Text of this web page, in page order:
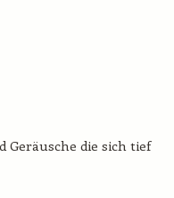
die sich tief